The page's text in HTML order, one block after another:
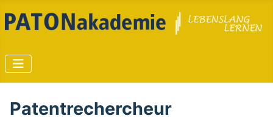
Patentrechercheur